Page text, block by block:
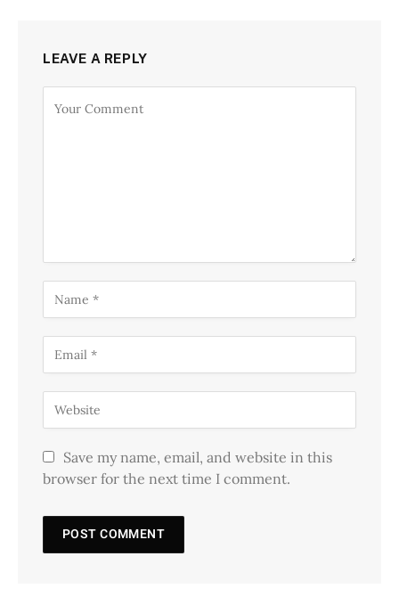
LEAVE A REPLY
Save my name, email, and website in this
browser for the next time I comment.